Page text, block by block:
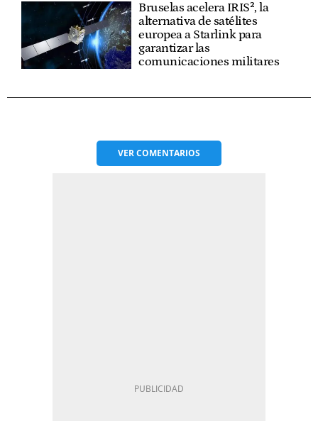
Bruselas acelera IRIS², la
alternativa de satélites
europea a Starlink para
garantizar las
comunicaciones militares
VERCOMENTARIOS